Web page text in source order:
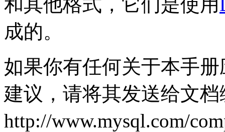
成的。
如果你有任何关于本手
建议，请将其发送给文
http://www.mysql.com/